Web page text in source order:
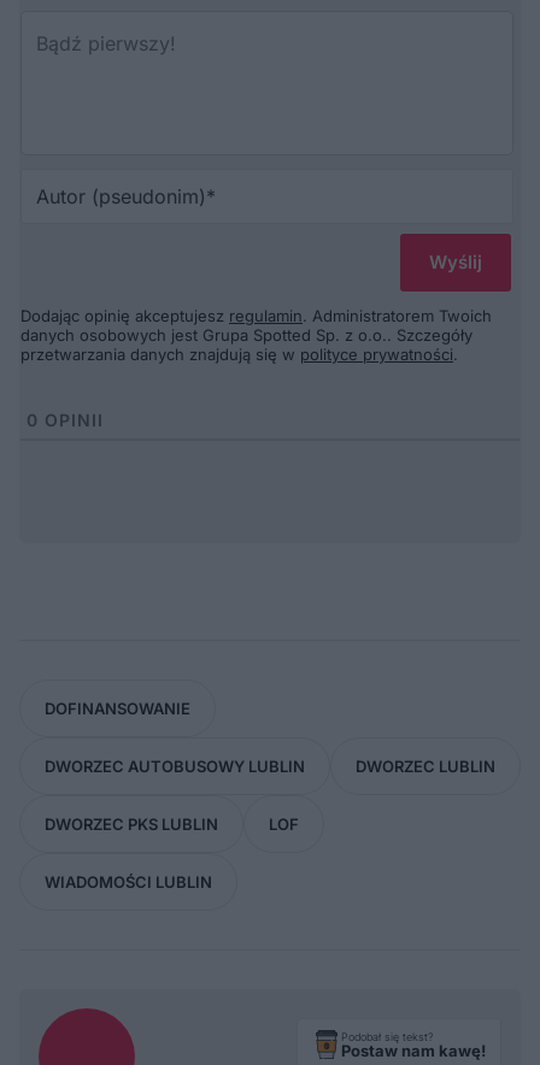
Dodając opinię akceptujesz regulamin. Administratorem Twoich
danych osobowych jest Grupa Spotted Sp. z o.o.. Szczegóły
przetwarzania danych znajdują się w polityce prywatności.
0 OPINII
DOFINANSOWANIE
DWORZEC AUTOBUSOWY LUBLIN DWORZEC LUBLIN
DWORZEC PKS LUBLIN LOF
WIADOMOŚCI LUBLIN
Podobał się tekst?
Postaw nam kawę!